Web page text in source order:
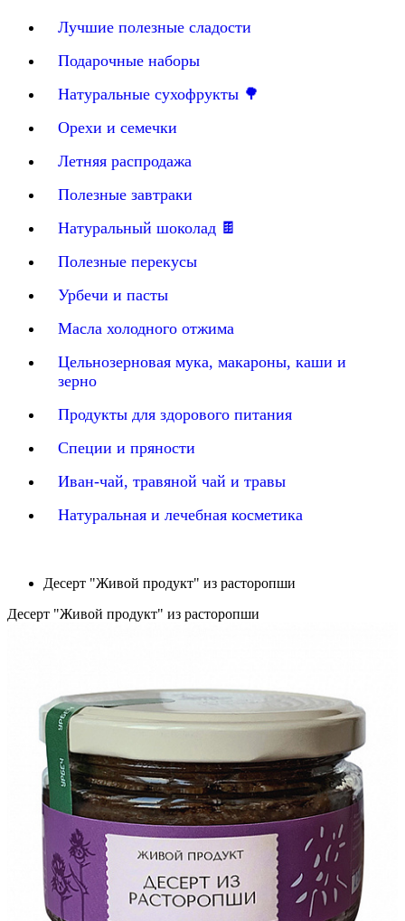
Лучшие полезные сладости
Подарочные наборы
Натуральные сухофрукты 🌳
Орехи и семечки
Летняя распродажа
Полезные завтраки
Натуральный шоколад 🍫
Полезные перекусы
Урбечи и пасты
Масла холодного отжима
Цельнозерновая мука, макароны, каши и
зерно
Продукты для здорового питания
Специи и пряности
Иван-чай, травяной чай и травы
Натуральная и лечебная косметика
Десерт "Живой продукт" из расторопши
Десерт "Живой продукт" из расторопши